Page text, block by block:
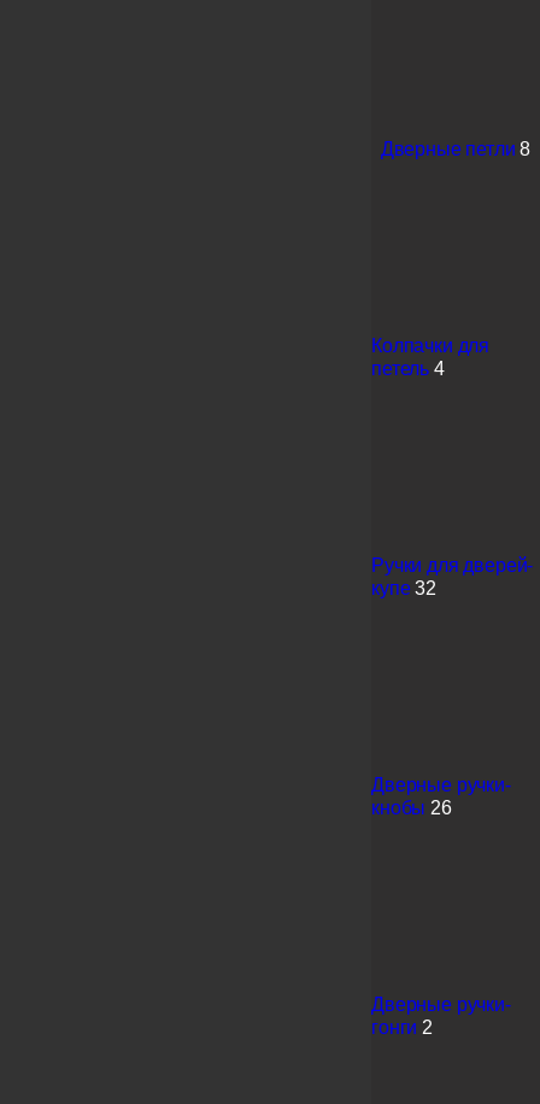
Дверные петли 8
Колпачки для
петель 4
Ручки для дверей-
купе 32
Дверные ручки-
кнобы 26
Дверные ручки-
гонги 2